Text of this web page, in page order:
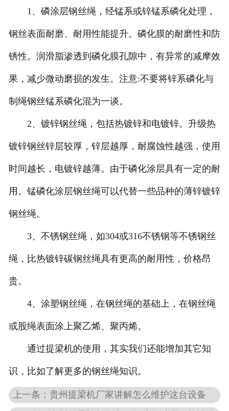
1、磷涂层钢丝绳，经锰系或锌锰系磷化处理，
钢丝表面耐磨、耐用性能提升。磷化膜的耐磨性和防
锈性。润滑脂渗透到磷化膜孔隙中，有异常的减摩效
果，减少微动磨损的发生。注意:不要将锌系磷化与
制绳钢丝锰系磷化混为一谈。
2、镀锌钢丝绳，包括热镀锌和电镀锌。升级热
镀锌钢丝锌层较厚，锌层越厚，耐腐蚀性越强，使用
时间越长，电镀锌越薄。由于磷化涂层具有一定的耐
用。锰磷化涂层钢丝绳可以代替一些品种的薄锌镀锌
钢丝绳。
3、不锈钢丝绳，如304或316不锈钢等不锈钢丝
绳，比热镀锌碳钢丝绳具有更高的耐用性，价格昂
贵。
4、涂塑钢丝绳，在钢丝绳的基础上，在钢丝绳
或股绳表面涂上聚乙烯、聚丙烯。
通过提梁机的使用，其实我们还能增加其它知
识，比如了解更多的钢丝绳知识。
上一条：贵州提梁机厂家讲解怎么维护这台设备